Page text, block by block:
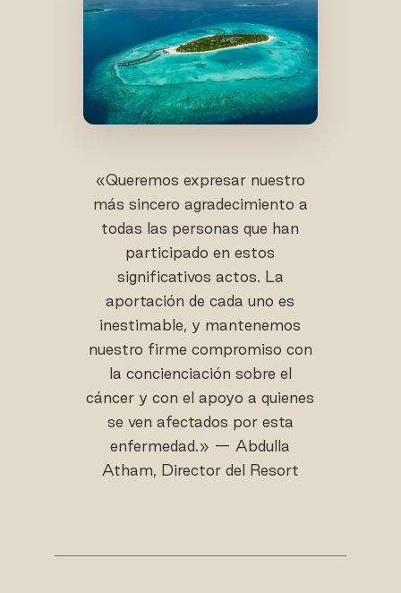
«Queremos expresar nuestro
más sincero agradecimiento a
todas las personas que han
participado en estos
significativos actos. La
aportación de cada uno es
inestimable, y mantenemos
nuestro firme compromiso con
la concienciación sobre el
cáncer y con el apoyo a quienes
se ven afectados por esta
enfermedad.» — Abdulla
Atham, Director del Resort